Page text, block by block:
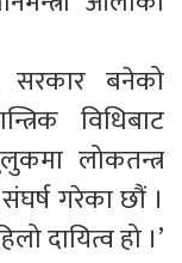
सरकार बनेको
विधिबाट
लोकतन्त्र
गरेका छौं ।
दायित्व हो ।’